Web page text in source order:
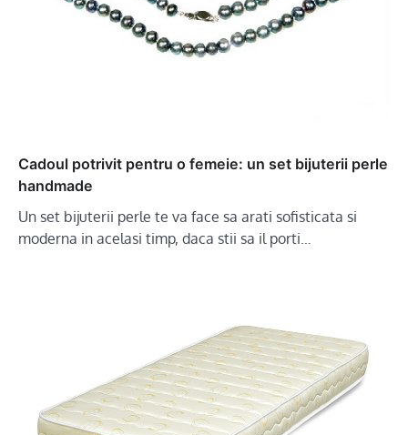
Cadoul potrivit pentru o femeie: un set bijuterii perle
handmade
Un set bijuterii perle te va face sa arati sofisticata si
moderna in acelasi timp, daca stii sa il porti…